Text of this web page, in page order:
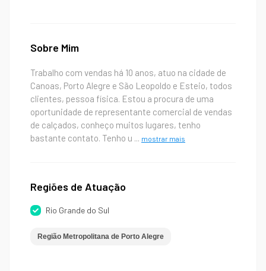
Sobre Mim
Trabalho com vendas há 10 anos, atuo na cidade de
Canoas, Porto Alegre e São Leopoldo e Esteio, todos
clientes, pessoa física. Estou a procura de uma
oportunidade de representante comercial de vendas
de calçados, conheço muitos lugares, tenho
bastante contato. Tenho u ... mostrar mais
Regiões de Atuação
Rio Grande do Sul
Região Metropolitana de Porto Alegre